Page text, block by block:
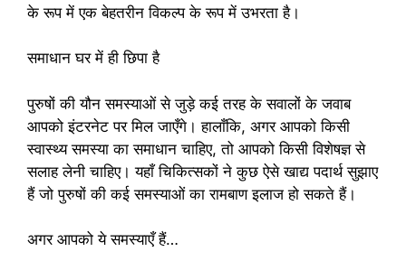
के रूप में एक बेहतरीन विकल्प के रूप में उभरता है।
समाधान घर में ही छिपा है
पुरुषों की यौन समस्याओं से जुड़े कई तरह के सवालों के जवाब
आपको इंटरनेट पर मिल जाएँगे। हालाँकि, अगर आपको किसी
स्वास्थ्य समस्या का समाधान चाहिए, तो आपको किसी विशेषज्ञ से
सलाह लेनी चाहिए। यहाँ चिकित्सकों ने कुछ ऐसे खाद्य पदार्थ सुझाए
हैं जो पुरुषों की कई समस्याओं का रामबाण इलाज हो सकते हैं।
अगर आपको ये समस्याएँ हैं…